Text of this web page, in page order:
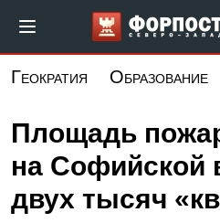
основному
Геократия Образование
Площадь
на Софийской
двух тысяч